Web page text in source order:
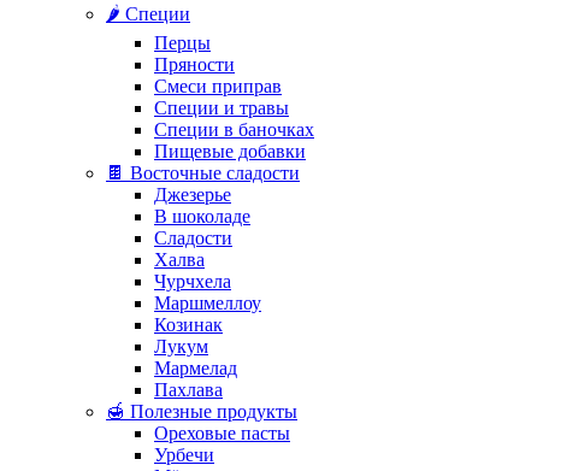
🌶️ Специи
Перцы
Пряности
Смеси приправ
Специи и травы
Специи в баночках
Пищевые добавки
🍫 Восточные сладости
Джезерье
В шоколаде
Сладости
Халва
Чурчхела
Маршмеллоу
Козинак
Лукум
Мармелад
Пахлава
🍯 Полезные продукты
Ореховые пасты
Урбечи